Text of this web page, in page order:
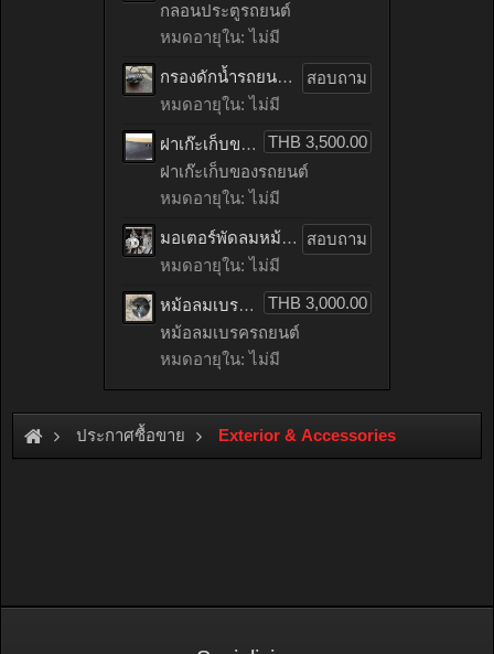
กลอนประตูรถยนต์
หมดอายุใน: ไม่มี
สอบถาม
กรองดักน้ำรถยนต์ toyota TIGER เก่าญี่ปุ่น
หมดอายุใน: ไม่มี
THB 3,500.00
ฝาเก๊ะเก็บของรถยนต์ benz C200 CGI เก่าญี่ปุ่น
ฝาเก๊ะเก็บของรถยนต์
หมดอายุใน: ไม่มี
สอบถาม
มอเตอร์พัดลมหม้อน้ำรถยนต์ HONDA ACCORD เก่าญี่ปุ่น
หมดอายุใน: ไม่มี
THB 3,000.00
หม้อลมเบรครถยนต์ mitsubishi LANCER EX เก่าญี่ปุ่น
หม้อลมเบรครถยนต์
หมดอายุใน: ไม่มี
ประกาศซื้อขาย Exterior & Accessories